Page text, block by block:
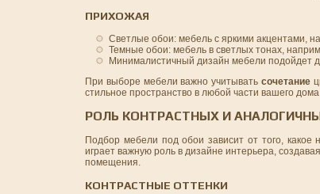
ПРИХОЖАЯ
Светлые обои: мебель с яркими акцентами,
Темные обои: мебель в светлых тонах,
Минималистичный дизайн мебели подойдет
При выборе мебели важно учитыватьсочетание
стильное пространство в любой части вашего
РОЛЬ КОНТРАСТНЫХ И
Подбор мебели под обои зависит от того, какое
играет важную роль в дизайне интерьера,
помещения.
КОНТРАСТНЫЕ ОТТЕНКИ